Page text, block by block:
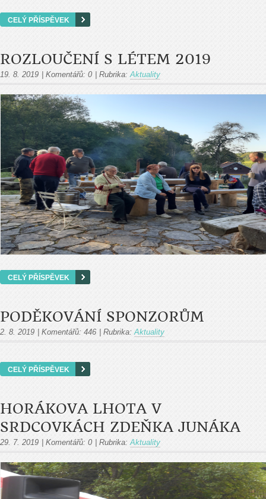
CELÝ PŘÍSPĚVEK
ROZLOUČENÍ S LÉTEM 2019
19. 8. 2019 Komentářů: 0 Rubrika: Aktuality
CELÝ PŘÍSPĚVEK
PODĚKOVÁNÍ SPONZORŮM
2. 8. 2019 Komentářů: 446 Rubrika: Aktuality
CELÝ PŘÍSPĚVEK
HORÁKOVA LHOTA V
SRDCOVKÁCH ZDEŇKA JUNÁKA
29. 7. 2019 Komentářů: 0 Rubrika: Aktuality